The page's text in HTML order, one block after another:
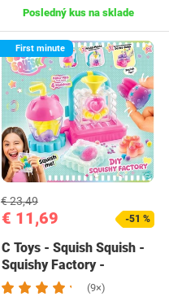
Posledný kus na sklade
First minute
€ 11,69
€ 23,49
-51 %
C Toys - Squish Squish -
Squishy Factory -
Vytvorte si…
(9×)